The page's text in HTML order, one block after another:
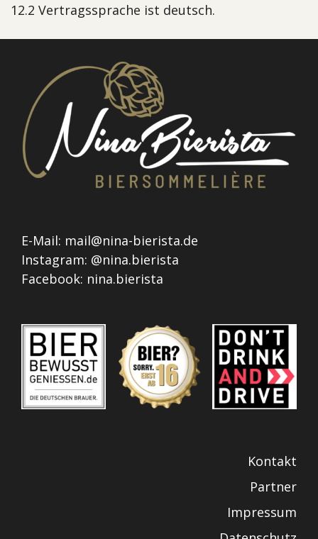
12.2 Vertragssprache ist deutsch.
E-Mail: mail@nina-bierista.de
Instagram: @nina.bierista
Facebook: nina.bierista
Kontakt
Partner
Impressum